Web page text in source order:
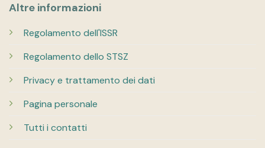
Altre informazioni
Regolamento dell'ISSR
Regolamento dello STSZ
Privacy e trattamento dei dati
Pagina personale
Tutti i contatti